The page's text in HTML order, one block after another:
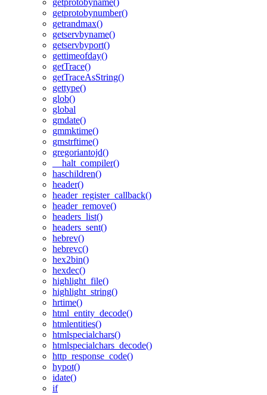
getprotobyname()
getprotobynumber()
getrandmax()
getservbyname()
getservbyport()
gettimeofday()
getTrace()
getTraceAsString()
gettype()
glob()
global
gmdate()
gmmktime()
gmstrftime()
gregoriantojd()
__halt_compiler()
haschildren()
header()
header_register_callback()
header_remove()
headers_list()
headers_sent()
hebrev()
hebrevc()
hex2bin()
hexdec()
highlight_file()
highlight_string()
hrtime()
html_entity_decode()
htmlentities()
htmlspecialchars()
htmlspecialchars_decode()
http_response_code()
hypot()
idate()
if